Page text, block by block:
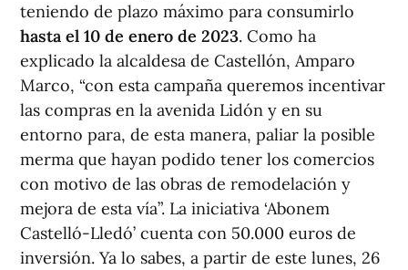
teniendo de plazo máximo para consumirlo
hasta el 10 de enero de 2023. Como ha
explicado la alcaldesa de Castellón, Amparo
Marco, “con esta campaña queremos incentivar
las compras en la avenida Lidón y en su
entorno para, de esta manera, paliar la posible
merma que hayan podido tener los comercios
con motivo de las obras de remodelación y
mejora de esta vía”. La iniciativa ‘Abonem
Castelló-Lledó’ cuenta con 50.000 euros de
inversión. Ya lo sabes, a partir de este lunes, 26